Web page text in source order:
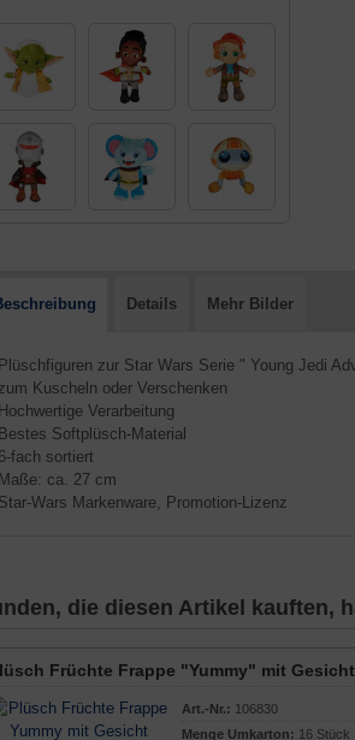
Details Mehr Bilder
zur Star Wars Serie " Young Jedi
Kuscheln oder Verschenken
Verarbeitung
Softplüsch-Material
fach sortiert
ca. 27 cm
Wars Markenware, Promotion-Lizenz
die diesen Artikel kauften,
Früchte Frappe "Yummy" mit Gesicht
Art.-Nr.: 106830
Menge Umkarton: 16 Stück